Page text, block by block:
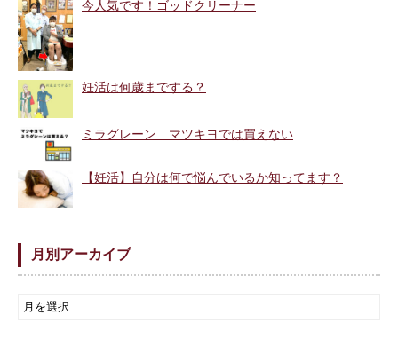
今人気です！ゴッドクリーナー
妊活は何歳までする？
ミラグレーン マツキヨでは買えない
【妊活】自分は何で悩んでいるか知ってます？
月別アーカイブ